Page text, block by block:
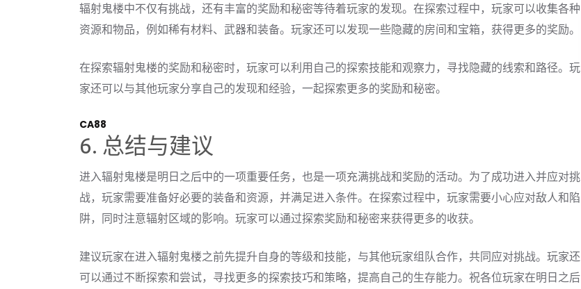
辐射鬼楼中不仅有挑战，还有丰富的奖励和秘密等待着玩家的发现。在探索过程中，玩家可以收集各种
资源和物品，例如稀有材料、武器和装备。玩家还可以发现一些隐藏的房间和宝箱，获得更多的奖励。
在探索辐射鬼楼的奖励和秘密时，玩家可以利用自己的探索技能和观察力，寻找隐藏的线索和路径。玩
家还可以与其他玩家分享自己的发现和经验，一起探索更多的奖励和秘密。
CA88
6. 总结与建议
进入辐射鬼楼是明日之后中的一项重要任务，也是一项充满挑战和奖励的活动。为了成功进入并应对挑
战，玩家需要准备好必要的装备和资源，并满足进入条件。在探索过程中，玩家需要小心应对敌人和陷
阱，同时注意辐射区域的影响。玩家可以通过探索奖励和秘密来获得更多的收获。
建议玩家在进入辐射鬼楼之前先提升自身的等级和技能，与其他玩家组队合作，共同应对挑战。玩家还
可以通过不断探索和尝试，寻找更多的探索技巧和策略，提高自己的生存能力。祝各位玩家在明日之后